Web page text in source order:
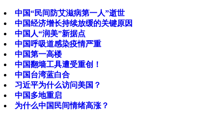
中国“民间防艾滋病第一人”逝世
中国经济增长持续放缓的关键原因
中国人“润美”新据点
中国呼吸道感染疫情严重
中国第一高楼
中国翻墙工具遭受重创！
中国台湾蓝白合
习近平为什么访问美国？
中国多地重启
为什么中国民间情绪高涨？